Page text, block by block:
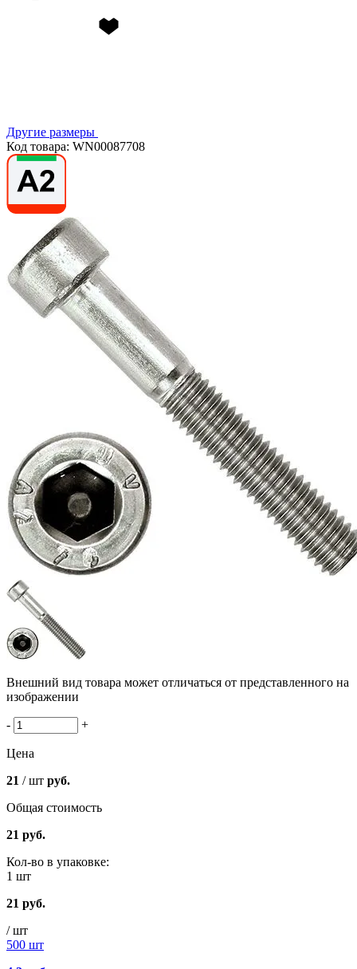
Другие размеры
Код товара: WN00087708
Внешний вид товара может отличаться от представленного на
изображении
- +
Цена
21 / шт руб.
Общая стоимость
21 руб.
Кол-во в упаковке:
1 шт
21 руб.
/ шт
500 шт